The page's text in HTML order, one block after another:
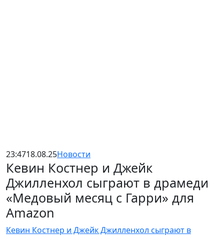
23:4718.08.25Новости
Кевин Костнер и Джейк
Джилленхол сыграют в драмеди
«Медовый месяц с Гарри» для
Amazon
Кевин Костнер и Джейк Джилленхол сыграют в